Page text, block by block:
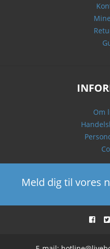
Om
Meld dig til vores